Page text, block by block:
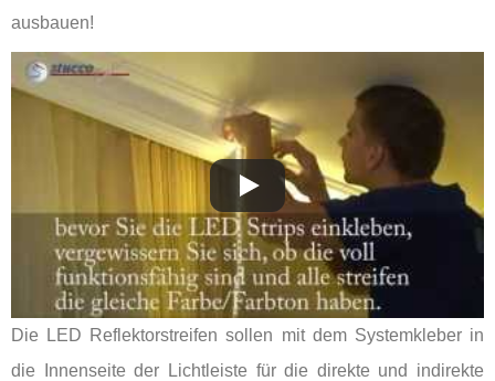
ausbauen!
Die LED Reflektorstreifen sollen mit dem Systemkleber in
die Innenseite der Lichtleiste für die direkte und indirekte